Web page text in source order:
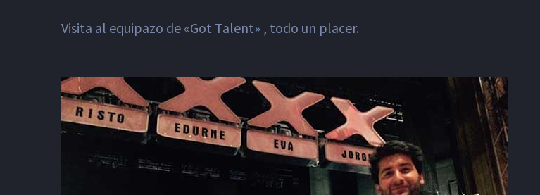
Visita al equipazo de «Got Talent» , todo un placer.